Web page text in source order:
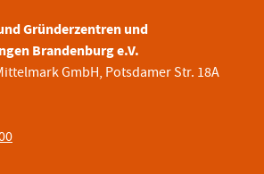
Gründerzentren und
Brandenburg e.V.
GmbH, Potsdamer Str. 18A